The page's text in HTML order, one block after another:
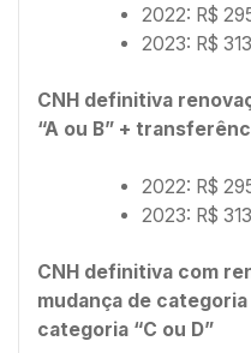
2022: R$
2023: R$
CNH definitiva
“A ou B” +
2022: R$
2023: R$
CNH definitiva com
mudança de categoria
categoria “C ou D”